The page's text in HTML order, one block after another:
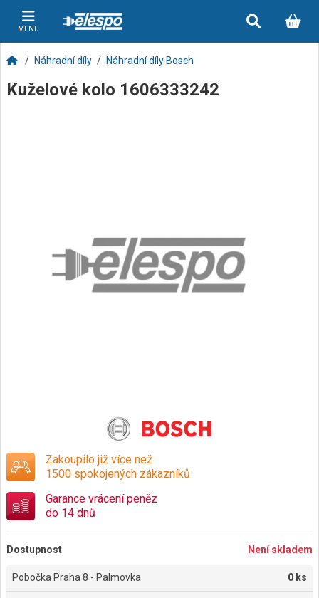
MENU
Náhradní díly Náhradní díly Bosch
Kuželové kolo 1606333242
Zakoupilo již více než
1500 spokojených zákazníků
Garance vrácení peněz
do 14 dnů
Dostupnost Není skladem
Pobočka Praha 8 - Palmovka 0 ks